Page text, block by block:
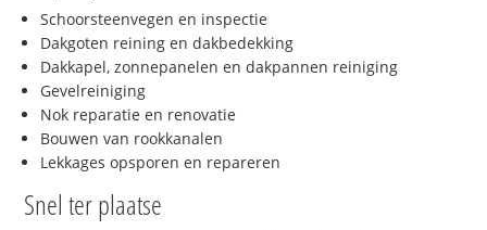
Schoorsteenvegen en inspectie
Dakgoten reining en dakbedekking
Dakkapel, zonnepanelen en dakpannen reiniging
Gevelreiniging
Nok reparatie en renovatie
Bouwen van rookkanalen
Lekkages opsporen en repareren
Snel ter plaatse